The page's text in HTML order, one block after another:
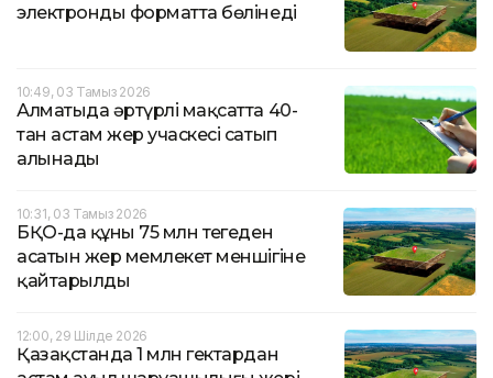
электронды форматта бөлінеді
10:49, 03 Тамыз 2026
Алматыда әртүрлі мақсатта 40-
тан астам жер учаскесі сатып
алынады
10:31, 03 Тамыз 2026
БҚО-да құны 75 млн теңгеден
асатын жер мемлекет меншігіне
қайтарылды
12:00, 29 Шілде 2026
Қазақстанда 1 млн гектардан